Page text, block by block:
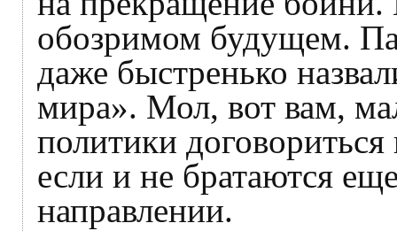
обозримом будущем.
даже быстренько
мира». Мол, вот вам,
политики
если и не братаются
направлении.